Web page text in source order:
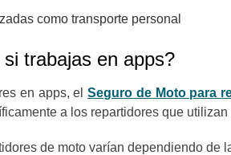
como transporte personal
trabajas en apps?
en apps, elSeguro de Moto para
a los repartidores que
de moto varían dependiendo de